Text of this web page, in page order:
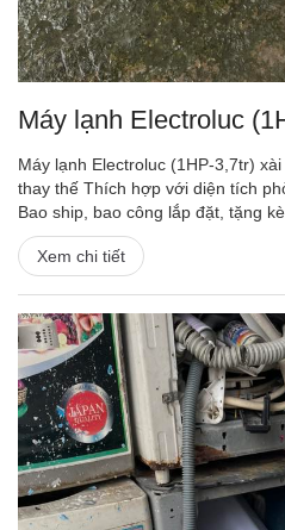
Máy lạnh Electroluc
Máy lạnh Electroluc (1HP-3,7tr)
thay thế Thích hợp với diện tích
Bao ship, bao công lắp đặt, tặng
Xem chi tiết